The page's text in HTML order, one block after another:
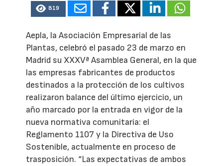
819
Aepla, la Asociación Empresarial de las
Plantas, celebró el pasado 23 de marzo en
Madrid su XXXVª Asamblea General, en la que
las empresas fabricantes de productos
destinados a la protección de los cultivos
realizaron balance del último ejercicio, un
año marcado por la entrada en vigor de la
nueva normativa comunitaria: el
Reglamento 1107 y la Directiva de Uso
Sostenible, actualmente en proceso de
trasposición. “Las expectativas de ambos